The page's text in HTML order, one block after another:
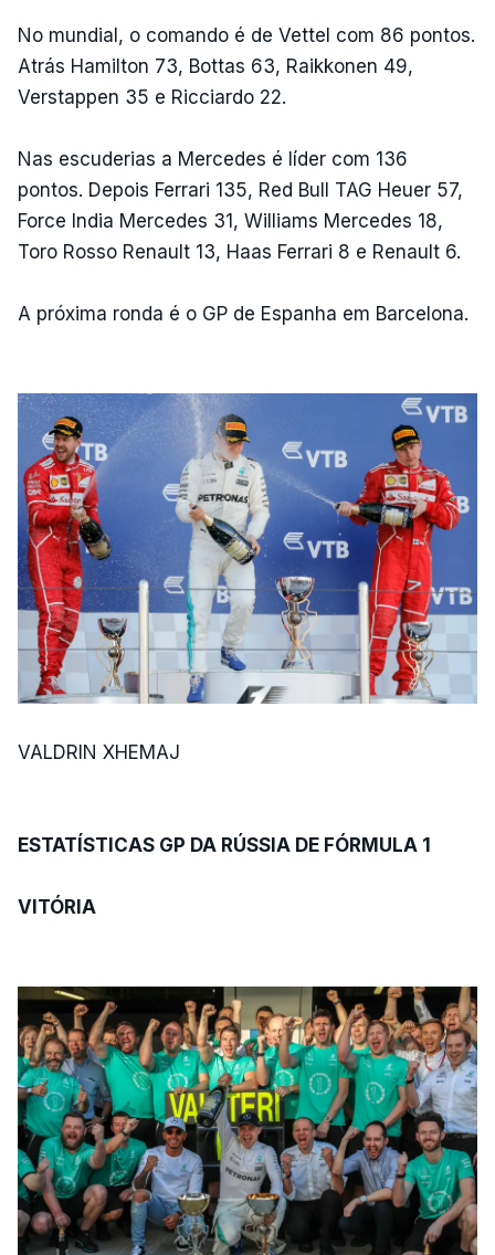
No mundial, o comando é de Vettel com 86 pontos.
Atrás Hamilton 73, Bottas 63, Raikkonen 49,
Verstappen 35 e Ricciardo 22.
Nas escuderias a Mercedes é líder com 136
pontos. Depois Ferrari 135, Red Bull TAG Heuer 57,
Force India Mercedes 31, Williams Mercedes 18,
Toro Rosso Renault 13, Haas Ferrari 8 e Renault 6.
A próxima ronda é o GP de Espanha em Barcelona.
VALDRIN XHEMAJ
ESTATÍSTICAS GP DA RÚSSIA DE FÓRMULA 1
VITÓRIA